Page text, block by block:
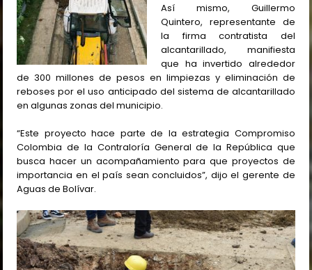
Así mismo, Guillermo
Quintero, representante de
la firma contratista del
alcantarillado, manifiesta
que ha invertido alrededor
de 300 millones de pesos en limpiezas y eliminación de
reboses por el uso anticipado del sistema de alcantarillado
en algunas zonas del municipio.
“Este proyecto hace parte de la estrategia Compromiso
Colombia de la Contraloría General de la República que
busca hacer un acompañamiento para que proyectos de
importancia en el país sean concluidos”, dijo el gerente de
Aguas de Bolívar.